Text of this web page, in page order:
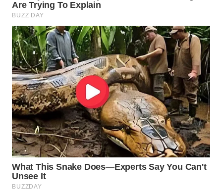
WN
SURABAYA
WN
NATUNA
WN
BINTAN
WN
MANDALIKA
WN
LIKUPANG